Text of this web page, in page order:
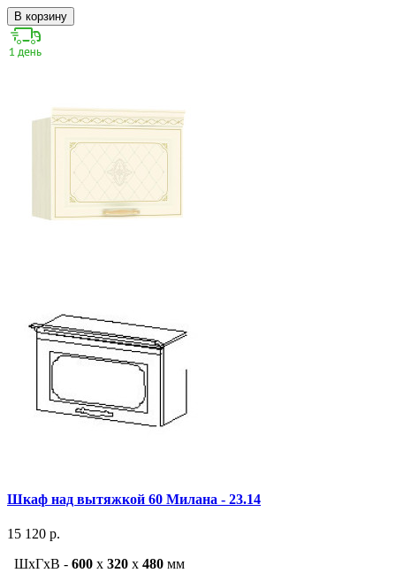
В корзину
Шкаф над вытяжкой 60 Милана - 23.14
15 120 р.
ШxГxВ - 600 x 320 x 480 мм